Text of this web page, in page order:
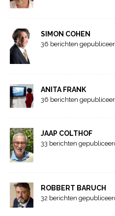
SIMON COHEN
36 berichten
ANITA FRANK
36 berichten
JAAP COLTHOF
33 berichten
ROBBERT BARUCH
32 berichten